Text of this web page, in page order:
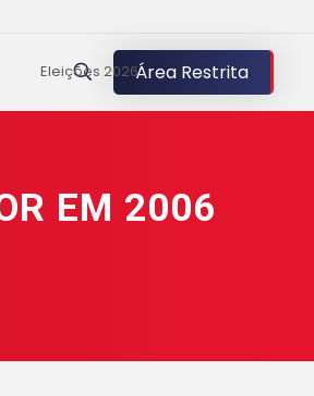
Eleições 2026Área Restrita
EM 2006